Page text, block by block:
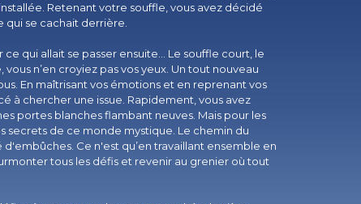
Retenant votre souffle, vous avez décidé
qui se cachait derrière.
ce qui allait se passer ensuite… Le souffle court, le
n’en croyiez pas vos yeux. Un tout nouveau
En maîtrisant vos émotions et en reprenant vos
à chercher une issue. Rapidement, vous avez
portes blanches flambant neuves. Mais pour les
secrets de ce monde mystique. Le chemin du
Ce n'est qu’en travaillant ensemble en
tous les défis et revenir au grenier où tout